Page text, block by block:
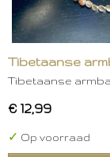
Tibetaanse
Tibetaanse
€ 12,99
✓ Op voorraad